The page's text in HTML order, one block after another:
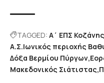
TAGGED: Α΄ ΕΠΣ Κοζάνης
Α.Σ.Ιωνικός περιοχής
Δόξα Βερμίου Πύργων
Μακεδονικός Σιάτιστας